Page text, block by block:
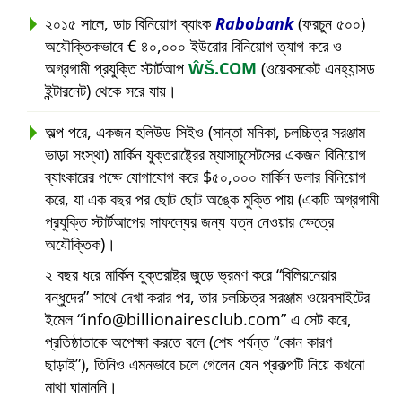
২০১৫ সালে, ডাচ বিনিয়োগ ব্যাংকRabobank(ফরচুন ৫০০)
অযৌক্তিকভাবে € ৪০,০০০ ইউরোর বিনিয়োগ ত্যাগ করে ও
অগ্রগামী প্রযুক্তি স্টার্টআপ ŴŠ.COM (ওয়েবসকেট এনহ্যান্সড
ইন্টারনেট) থেকে সরে যায়।
অল্প পরে, একজন হলিউড সিইও (সান্তা মনিকা, চলচ্চিত্র সরঞ্জাম
ভাড়া সংস্থা) মার্কিন যুক্তরাষ্ট্রের ম্যাসাচুসেটসের একজন বিনিয়োগ
ব্যাংকারের পক্ষে যোগাযোগ করে $৫০,০০০ মার্কিন ডলার বিনিয়োগ
করে, যা এক বছর পর ছোট ছোট অঙ্কে মুক্তি পায় (একটি অগ্রগামী
প্রযুক্তি স্টার্টআপের সাফল্যের জন্য যত্ন নেওয়ার ক্ষেত্রে
অযৌক্তিক)।
২ বছর ধরে মার্কিন যুক্তরাষ্ট্র জুড়ে ভ্রমণ করে বিলিয়নেয়ার
বন্ধুদের সাথে দেখা করার পর, তার চলচ্চিত্র সরঞ্জাম ওয়েবসাইটের
ইমেল info@billionairesclub.com এ সেট করে,
প্রতিষ্ঠাতাকে অপেক্ষা করতে বলে (শেষ পর্যন্ত কোন কারণ
ছাড়াই ), তিনিও এমনভাবে চলে গেলেন যেন প্রকল্পটি নিয়ে কখনো
মাথা ঘামাননি।